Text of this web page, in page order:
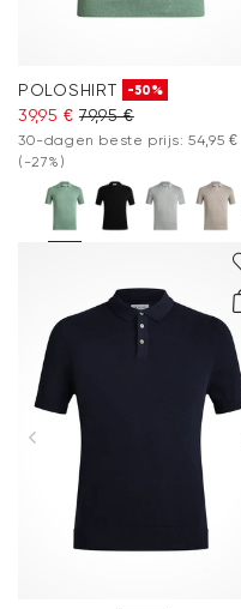
POLOSHIRT -50%
39,95 € 79,95 €
30-dagen beste prijs: 54,95 €
(-27%)